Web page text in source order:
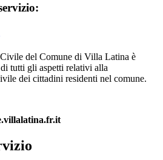
del Comune di Villa Latina è
tutti gli aspetti relativi alla
dei cittadini residenti nel comune.